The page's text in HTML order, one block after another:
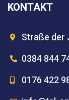
KONTAKT
Straße der
0384 844
0176 422